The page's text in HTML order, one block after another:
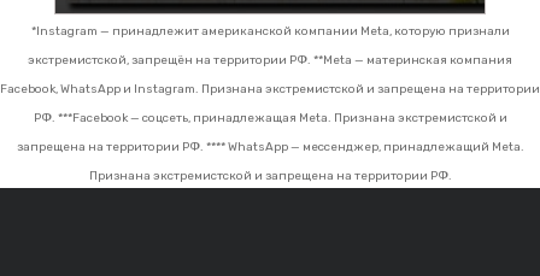
*Instagram — принадлежит американской компании Meta, которую признали
экстремистской, запрещён на территории РФ. **Meta — материнская компания
Facebook, WhatsApp и Instagram. Признана экстремистской и запрещена на территории
РФ. ***Facebook — соцсеть, принадлежащая Meta. Признана экстремистской и
запрещена на территории РФ. **** WhatsApp — мессенджер, принадлежащий Meta.
Признана экстремистской и запрещена на территории РФ.